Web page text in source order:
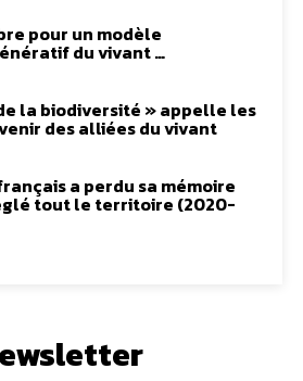
pour un modèle
du vivant …
de la biodiversité » appelle les
des alliées du vivant
a perdu sa mémoire
tout le territoire (2020-